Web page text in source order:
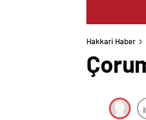
Hakkari Haber